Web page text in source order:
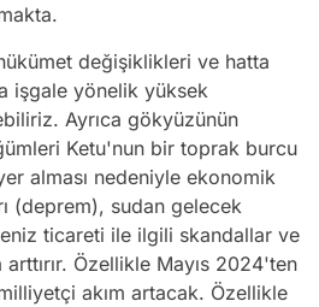
değişiklikleri ve hatta
işgale yönelik yüksek
Ayrıca gökyüzünün
Ketu'nun bir toprak burcu
alması nedeniyle ekonomik
(deprem), sudan gelecek
ticareti ile ilgili skandallar ve
Özellikle Mayıs 2024'ten
akım artacak. Özellikle